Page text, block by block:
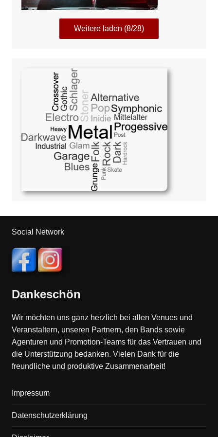
Weitere laden (8/28)
Social Network
Dankeschön
Wir möchten uns ganz herzlich bei allen Venues und
Veranstaltern, unseren Partnern, den Bands sowie
Agenturen und Promotion-Teams für das Vertrauen und
die Unterstützung bedanken. Vielen Dank für die
freundliche und produktive Zusammenarbeit!
Impressum
Datenschutzerklärung